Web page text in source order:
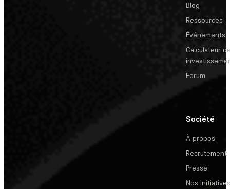
Blog
Ressources
Événements
Calculateur
Forum
Société
À propos
Recrutement
Presse
Nos initiatives